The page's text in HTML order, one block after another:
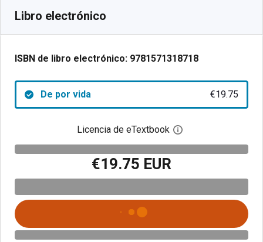
Libro electrónico
ISBN de libro electrónico: 9781571318718
De por vida €19.75
Licencia de eTextbook Abre el cuadro de
€19.75 EUR